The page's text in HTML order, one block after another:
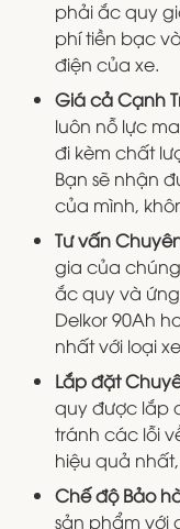
phải ắc quy
phí tiền bạc
điện của xe.
Giá cả Cạnh
luôn nỗ lực
đi kèm chất
Bạn sẽ nhận
của mình,
Tư vấn
gia của
ắc quy và
Delkor 90Ah
nhất với loại
Lắp đặt
quy được lắp
tránh các lỗi
hiệu quả
Chế độ Bảo
sản phẩm với